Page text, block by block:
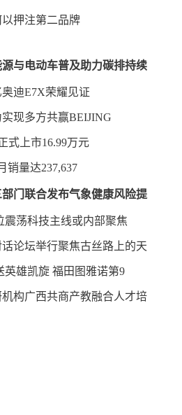
押注第二品牌
与电动车普及助力碳排持续
奥迪E7X荣耀见证
现多方共赢BEIJING
式上市16.99万元
销量达237,637
门联合发布气象健康风险提
震荡科技主线或内部聚焦
论坛举行聚焦古丝路上的天
英雄凯旋 福田图雅诺第9
构广西共商产教融合人才培